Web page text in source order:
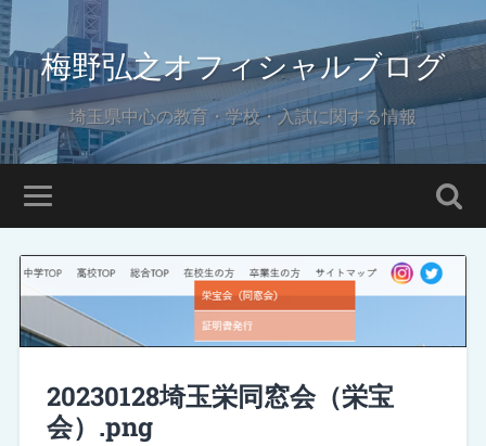
梅野弘之オフィシャルブログ
埼玉県中心の教育・学校・入試に関する情報
20230128埼玉栄同窓会（栄宝
会）.png